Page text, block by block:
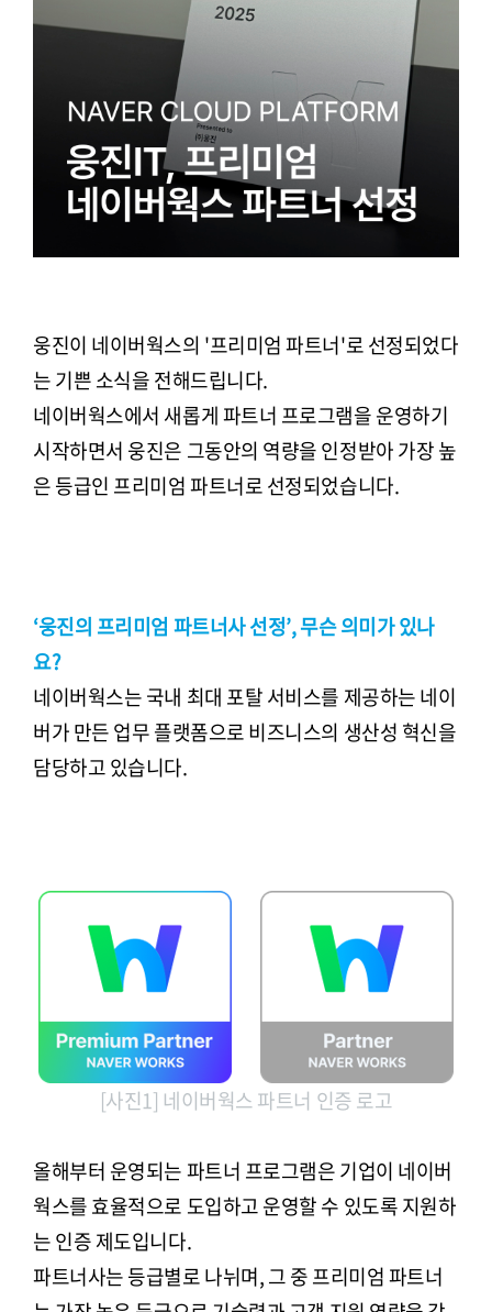
웅진이 네이버웍스의 '프리미엄 파트너'로 선정되었다
는 기쁜 소식을 전해드립니다.
네이버웍스에서 새롭게 파트너 프로그램을 운영하기
시작하면서 웅진은 그동안의 역량을 인정받아 가장 높
은 등급인 프리미엄 파트너로 선정되었습니다.
‘웅진의 프리미엄 파트너사 선정’, 무슨 의미가 있나
요?
네이버웍스는 국내 최대 포탈 서비스를 제공하는 네이
버가 만든 업무 플랫폼으로 비즈니스의 생산성 혁신을
담당하고 있습니다.
[사진1] 네이버웍스 파트너 인증 로고
올해부터 운영되는 파트너 프로그램은 기업이 네이버
웍스를 효율적으로 도입하고 운영할 수 있도록 지원하
는 인증 제도입니다.
파트너사는 등급별로 나뉘며, 그 중 프리미엄 파트너